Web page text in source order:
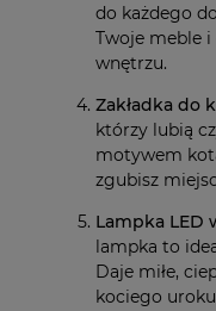
do każdego
Twoje meble
wnętrzu.
Zakładka do
którzy lubią
motywem
zgubisz
Lampka LED
lampka to
Daje miłe,
kociego